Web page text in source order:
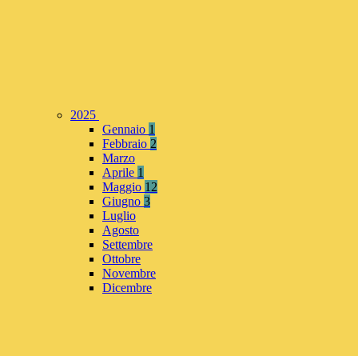
2025
Gennaio 1
Febbraio 2
Marzo
Aprile 1
Maggio 12
Giugno 3
Luglio
Agosto
Settembre
Ottobre
Novembre
Dicembre